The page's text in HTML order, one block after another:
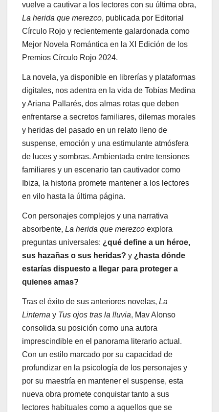
vuelve a cautivar a los lectores con su última obra,
La herida que merezco, publicada por Editorial
Círculo Rojo y recientemente galardonada como
Mejor Novela Romántica en la XI Edición de los
Premios Círculo Rojo 2024.
La novela, ya disponible en librerías y plataformas
digitales, nos adentra en la vida de Tobías Medina
y Ariana Pallarés, dos almas rotas que deben
enfrentarse a secretos familiares, dilemas morales
y heridas del pasado en un relato lleno de
suspense, emoción y una estimulante atmósfera
de luces y sombras. Ambientada entre tensiones
familiares y un escenario tan cautivador como
Ibiza, la historia promete mantener a los lectores
en vilo hasta la última página.
Con personajes complejos y una narrativa
absorbente, La herida que merezco explora
preguntas universales: ¿qué define a un héroe,
sus hazañas o sus heridas? y ¿hasta dónde
estarías dispuesto a llegar para proteger a
quienes amas?
Tras el éxito de sus anteriores novelas, La
Linterna y Tus ojos tras la lluvia, Mav Alonso
consolida su posición como una autora
imprescindible en el panorama literario actual.
Con un estilo marcado por su capacidad de
profundizar en la psicología de los personajes y
por su maestría en mantener el suspense, esta
nueva obra promete conquistar tanto a sus
lectores habituales como a aquellos que se